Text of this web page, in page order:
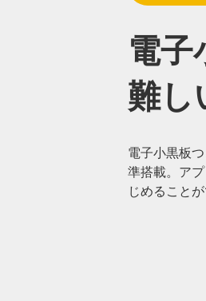
電子
難し
電子小黒板
準搭載。ア
じめることが